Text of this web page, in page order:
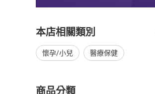
本店相關類別
懷孕/小兒 醫療保健
商品分類